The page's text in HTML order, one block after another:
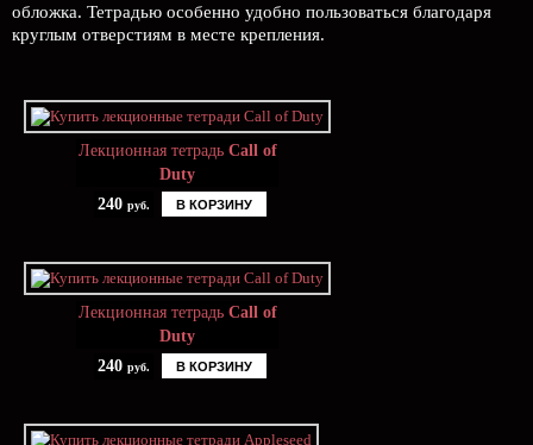
обложка. Тетрадью особенно удобно пользоваться благодаря
круглым отверстиям в месте крепления.
Лекционная тетрадь Call of
Duty
240 руб. В КОРЗИНУ
Лекционная тетрадь Call of
Duty
240 руб. В КОРЗИНУ